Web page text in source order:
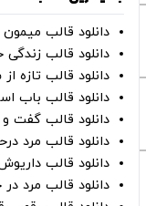
دانلود قالب میمون
دانلود قالب
دانلود قالب تازه
دانلود قالب باب
دانلود قالب گفت
دانلود قالب مرد
دانلود قالب
دانلود قالب مرد